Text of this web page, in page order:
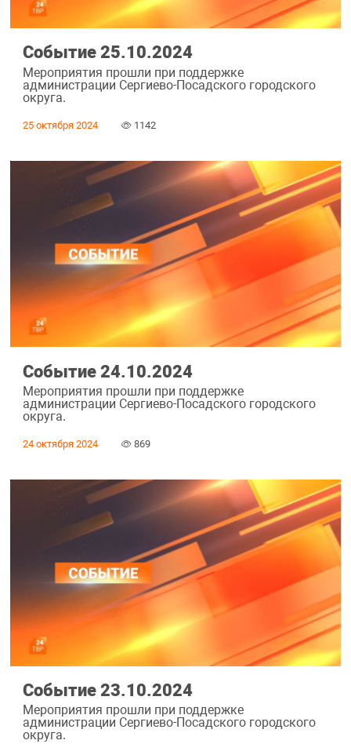
Событие 25.10.2024
Мероприятия прошли при поддержке
администрации Сергиево-Посадского городского
округа.
25 октября 2024 1142
Событие 24.10.2024
Мероприятия прошли при поддержке
администрации Сергиево-Посадского городского
округа.
24 октября 2024 869
Событие 23.10.2024
Мероприятия прошли при поддержке
администрации Сергиево-Посадского городского
округа.